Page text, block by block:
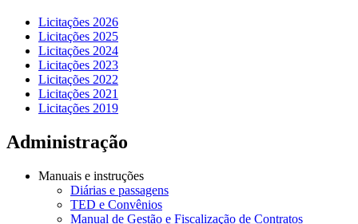
Licitações 2026
Licitações 2025
Licitações 2024
Licitações 2023
Licitações 2022
Licitações 2021
Licitações 2019
Administração
Manuais e instruções
Diárias e passagens
TED e Convênios
Manual de Gestão e Fiscalização de Contratos